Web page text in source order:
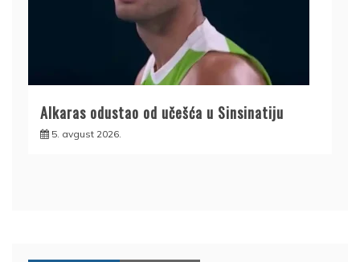
Alkaras odustao od učešća u Sinsinatiju
5. avgust 2026.